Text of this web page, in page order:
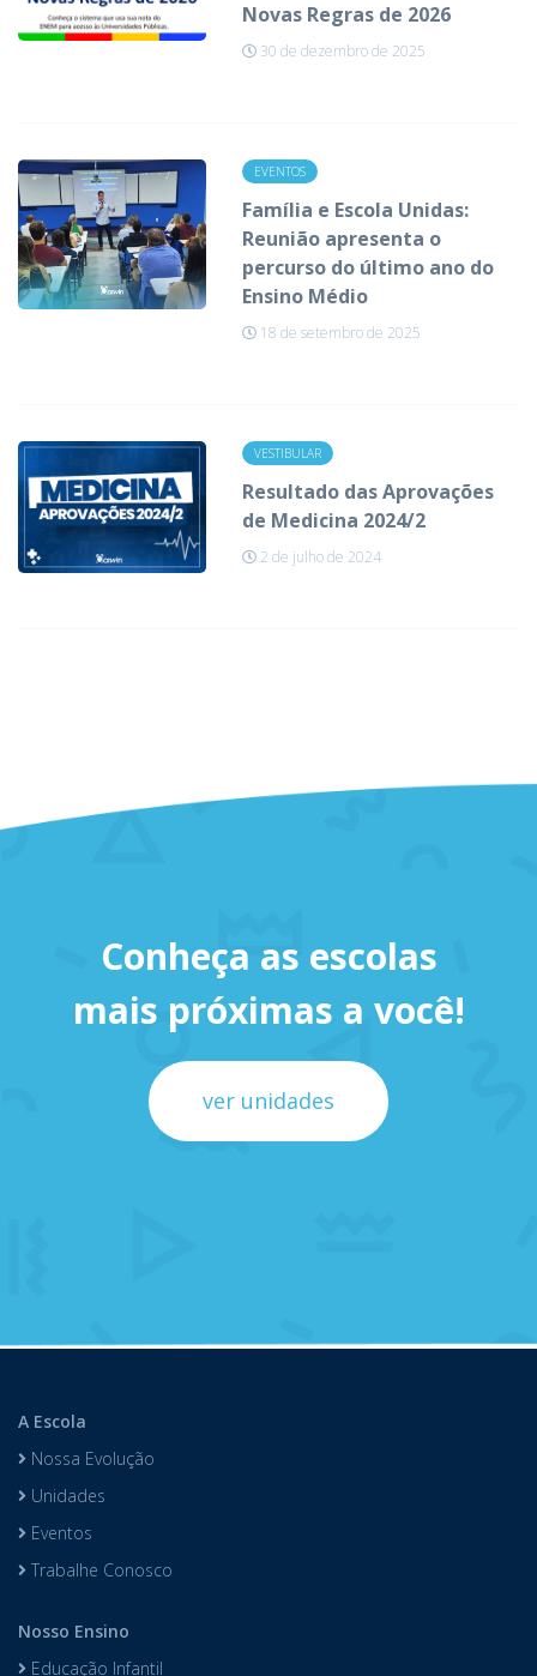
Novas Regras de 2026
30 de dezembro de 2025
EVENTOS
Família e Escola Unidas:
Reunião apresenta o
percurso do último ano do
Ensino Médio
18 de setembro de 2025
VESTIBULAR
Resultado das Aprovações
de Medicina 2024/2
2 de julho de 2024
Conheça as escolas
mais próximas a você!
ver unidades
A Escola
Nossa Evolução
Unidades
Eventos
Trabalhe Conosco
Nosso Ensino
Educação Infantil